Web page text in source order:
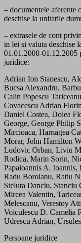
– documentele aferente
deschise la unitatile
– extrasele de cont
in lei si valuta deschise
01.01.2000-01.12.2005
juridice:
Adrian Ion Stanescu,
Bucsa Alexandru,
Calin Popescu
Covacescu Adrian
Daniel Costea, Dolea
George, George Philip
Mircioaca, Harnagea
Morar, John Hamilton
Ludovic Orban, Liviu
Rodica, Marin Sorin,
Papaioannis A. Ioannis,
Radu Boroianu, Ratiu
Steluta Danciu, Stanciu
Mircea Valentin,
Melescanu, Verestoy
Voiculescu D. Camelia
Udrescu Adrian,
Persoane juridice